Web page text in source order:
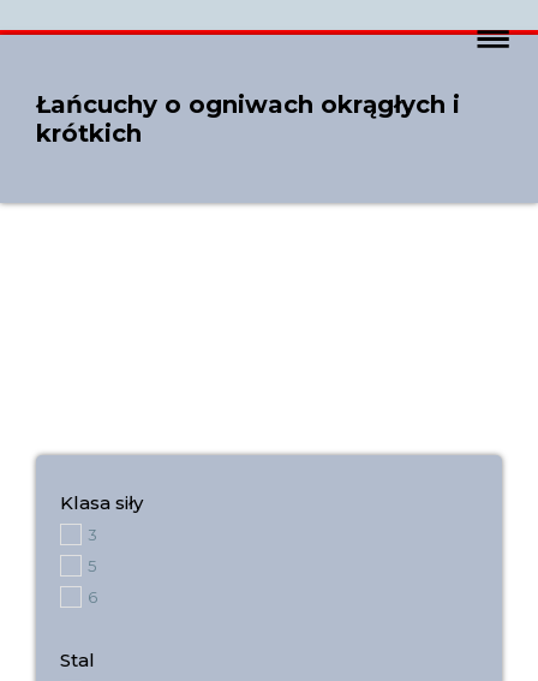
Łańcuchy o ogniwach okrągłych i
krótkich
Klasa siły
3
5
6
Stal